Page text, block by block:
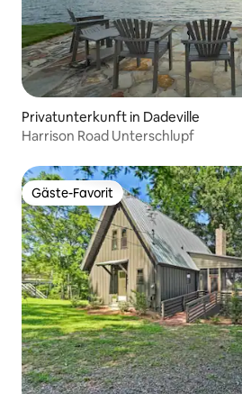
Privatunterkunft in Dadeville
Harrison Road Unterschlupf
Gäste-Favorit
Gäste-Favorit